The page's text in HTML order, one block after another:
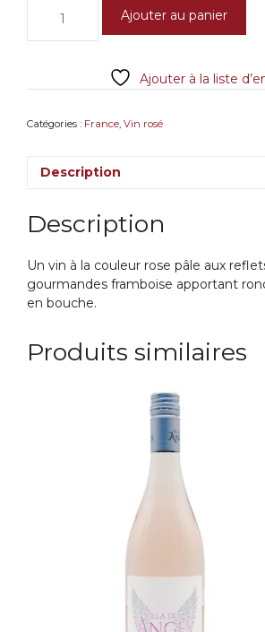
Fleur
Bordeaux
Ajouter au panier
Ajouter à la liste
Catégories : France, Vin rosé
Description
Description
Un vin à la couleur rose pâle aux
gourmandes framboise apportant
en bouche.
Produits similaires